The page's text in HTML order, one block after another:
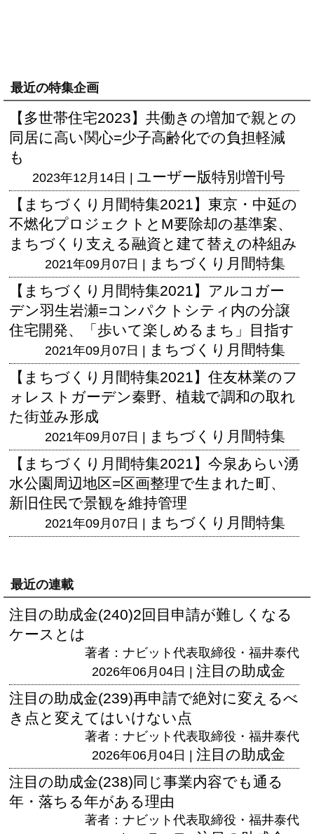
最近の特集企画
【多世帯住宅2023】共働きの増加で親との
同居に高い関心=少子高齢化での負担軽減
も
2023年12月14日 | ユーザー版特別増刊号
【まちづくり月間特集2021】東京・中延の
不燃化プロジェクトとM要除却の基準案、
まちづくり支える融資と建て替えの枠組み
2021年09月07日 | まちづくり月間特集
【まちづくり月間特集2021】アルコガー
デン羽生岩瀬=コンパクトシティ内の分譲
住宅開発、「歩いて楽しめるまち」目指す
2021年09月07日 | まちづくり月間特集
【まちづくり月間特集2021】住友林業のフ
ォレストガーデン秦野、植栽で調和の取れ
た街並み形成
2021年09月07日 | まちづくり月間特集
【まちづくり月間特集2021】今泉あらい湧
水公園周辺地区=区画整理で生まれた町、
新旧住民で景観を維持管理
2021年09月07日 | まちづくり月間特集
最近の連載
注目の助成金(240)2回目申請が難しくなる
ケースとは
著者：ナビット代表取締役・福井泰代
2026年06月04日 | 注目の助成金
注目の助成金(239)再申請で絶対に変えるべ
き点と変えてはいけない点
著者：ナビット代表取締役・福井泰代
2026年06月04日 | 注目の助成金
注目の助成金(238)同じ事業内容でも通る
年・落ちる年がある理由
著者：ナビット代表取締役・福井泰代